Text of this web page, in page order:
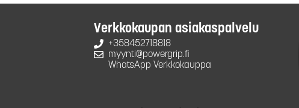
Verkkokaupan asiakaspalvelu
+358452718818
myynti@powergrip.fi
WhatsApp Verkkokauppa